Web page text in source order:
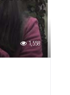
1,558